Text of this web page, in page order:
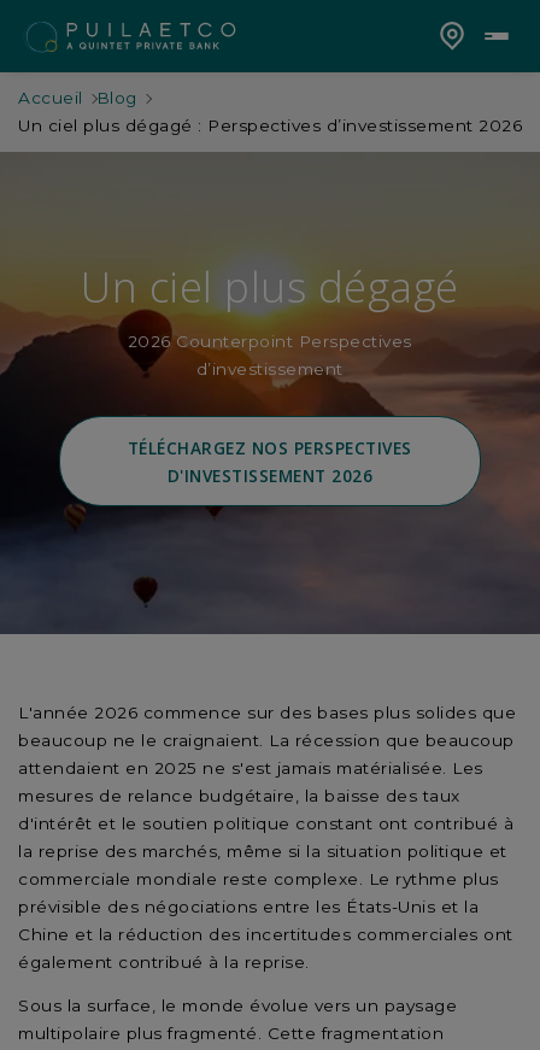
Accueil
Blog
Un ciel plus dégagé : Perspectives d’investissement 2026
Un ciel plus dégagé
2026 Counterpoint Perspectives
d’investissement
TÉLÉCHARGEZ NOS PERSPECTIVES
D'INVESTISSEMENT 2026
L'année 2026 commence sur des bases plus solides que
beaucoup ne le craignaient. La récession que beaucoup
attendaient en 2025 ne s'est jamais matérialisée. Les
mesures de relance budgétaire, la baisse des taux
d'intérêt et le soutien politique constant ont contribué à
la reprise des marchés, même si la situation politique et
commerciale mondiale reste complexe. Le rythme plus
prévisible des négociations entre les États-Unis et la
Chine et la réduction des incertitudes commerciales ont
également contribué à la reprise.
Sous la surface, le monde évolue vers un paysage
multipolaire plus fragmenté. Cette fragmentation